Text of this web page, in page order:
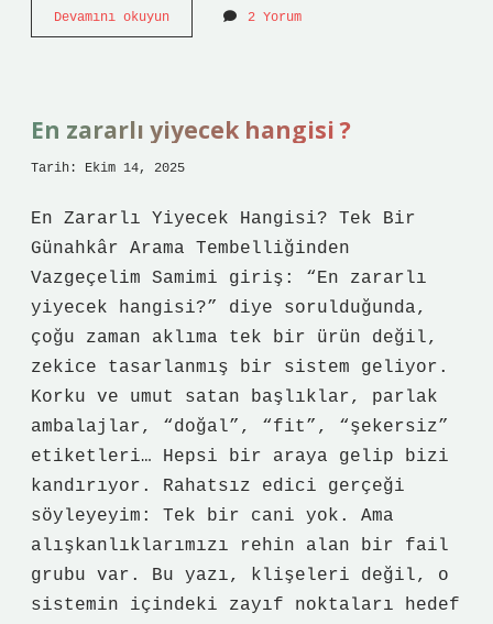
Devamını okuyunGüllük
Körfezi
2 Yorum
En zararlı yiyecek hangisi ?
Tarih: Ekim 14, 2025
En Zararlı Yiyecek Hangisi? Tek Bir
Günahkâr Arama Tembelliğinden
Vazgeçelim Samimi giriş: “En zararlı
yiyecek hangisi?” diye sorulduğunda,
çoğu zaman aklıma tek bir ürün değil,
zekice tasarlanmış bir sistem geliyor.
Korku ve umut satan başlıklar, parlak
ambalajlar, “doğal”, “fit”, “şekersiz”
etiketleri… Hepsi bir araya gelip bizi
kandırıyor. Rahatsız edici gerçeği
söyleyeyim: Tek bir cani yok. Ama
alışkanlıklarımızı rehin alan bir fail
grubu var. Bu yazı, klişeleri değil, o
sistemin içindeki zayıf noktaları hedef